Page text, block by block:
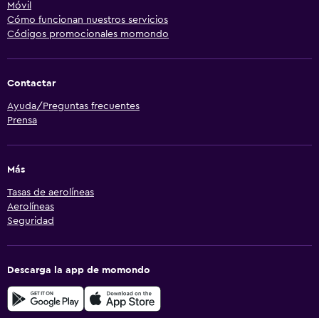
Móvil
Cómo funcionan nuestros servicios
Códigos promocionales momondo
Contactar
Ayuda/Preguntas frecuentes
Prensa
Más
Tasas de aerolíneas
Aerolíneas
Seguridad
Descarga la app de momondo